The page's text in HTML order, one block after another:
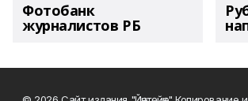
Фотобанк
журналистов РБ